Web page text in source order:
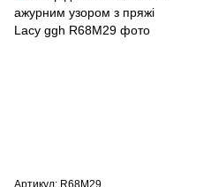
Артикул: R68M29